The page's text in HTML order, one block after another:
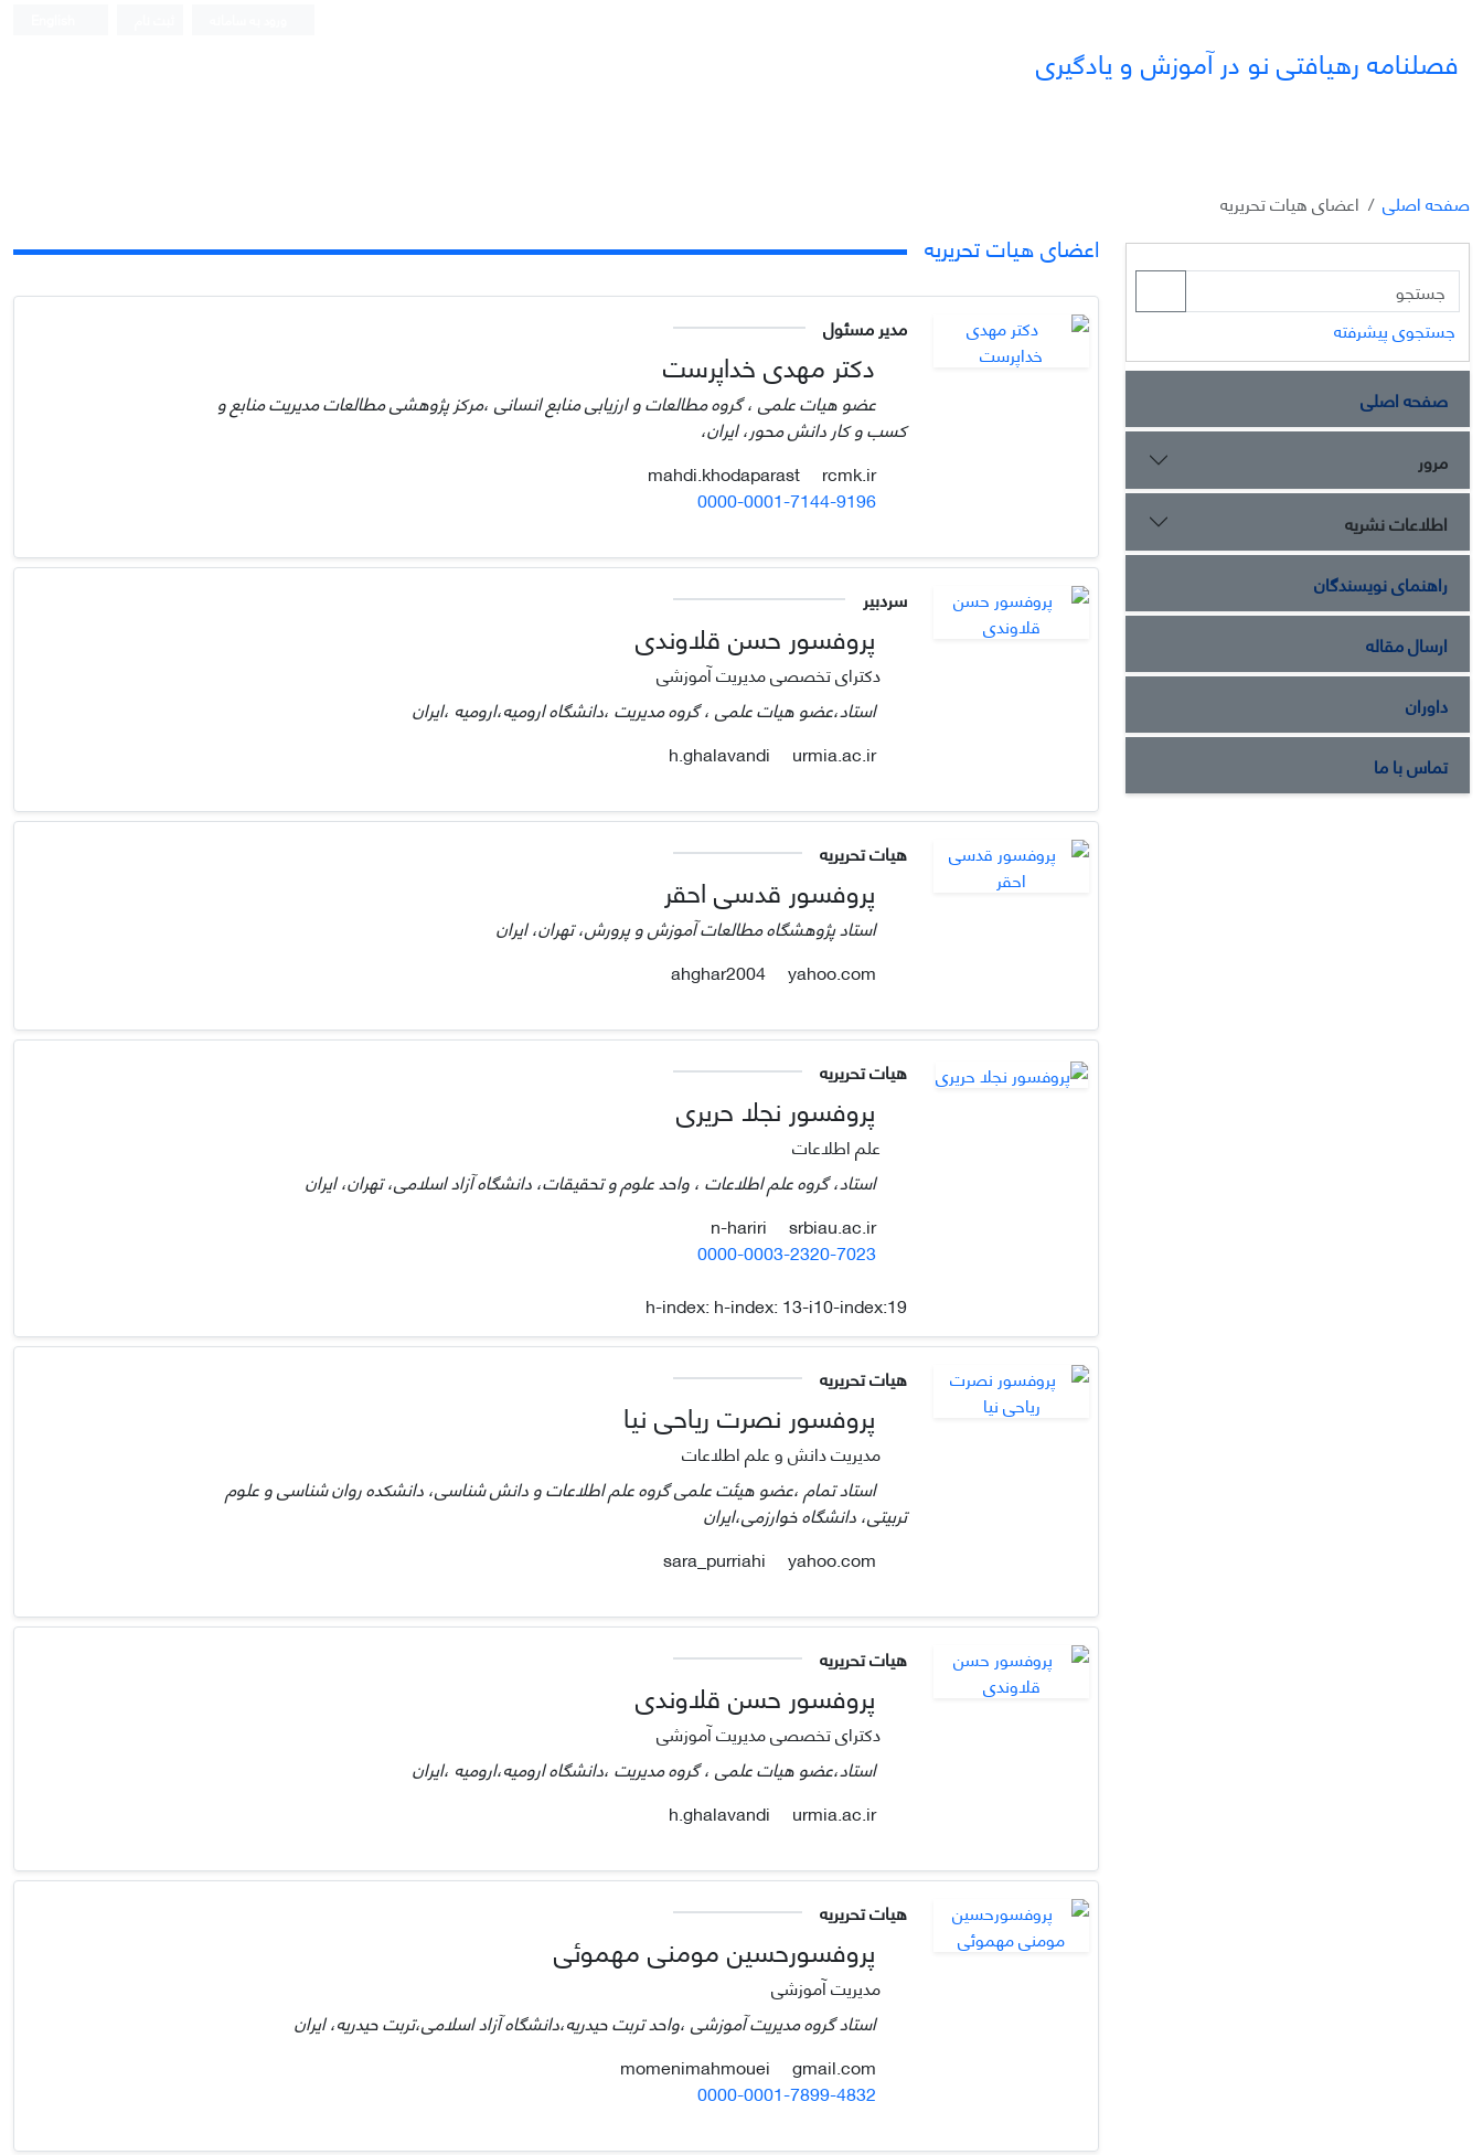
فصلنامه رهیافتی نو در آموزش و یادگیری
صفحه اصلی اعضای هیات تحریریه
جستجوی پیشرفته
صفحه اصلی
مرور
اطلاعات نشریه
راهنمای نویسندگان
ارسال مقاله
داوران
تماس با ما
اعضای هیات تحریریه
مدیر مسئول
دکتر مهدی خداپرست
عضو هیات علمی ، گروه مطالعات و ارزیابی منابع انسانی ،مرکز پژوهشی مطالعات مدیریت منابع و
کسب و کار دانش محور، ایران،
mahdi.khodaparast
rcmk.ir
0000-0001-7144-9196
سردبیر
پروفسور حسن قلاوندی
دکترای تخصصی مدیریت آموزشی
استاد،عضو هیات علمی ، گروه مدیریت ،دانشگاه ارومیه،ارومیه ،ایران
h.ghalavandi
urmia.ac.ir
هیات تحریریه
پروفسور قدسی احقر
استاد پژوهشگاه مطالعات آموزش و پرورش، تهران، ایران
yahoo.com
هیات تحریریه
پروفسور نجلا حریری
علم اطلاعات
استاد، گروه علم اطلاعات ، واحد علوم و تحقیقات، دانشگاه آزاد اسلامی، تهران، ایران
n-hariri
srbiau.ac.ir
0000-0003-2320-7023
h-index:h-index: 13-i10-index:19
هیات تحریریه
پروفسور نصرت ریاحی نیا
مدیریت دانش و علم اطلاعات
استاد تمام ،عضو هیئت علمی گروه علم اطلاعات و دانش شناسی، دانشکده روان شناسی و علوم
تربیتی، دانشگاه خوارزمی،ایران
yahoo.com
هیات تحریریه
پروفسور حسن قلاوندی
دکترای تخصصی مدیریت آموزشی
استاد،عضو هیات علمی ، گروه مدیریت ،دانشگاه ارومیه،ارومیه ،ایران
h.ghalavandi
urmia.ac.ir
هیات تحریریه
پروفسورحسین مومنی مهموئی
مدیریت آموزشی
استاد گروه مدیریت آموزشی ،واحد تربت حیدریه،دانشگاه آزاد اسلامی،تربت حیدریه، ایران
gmail.com
0000-0001-7899-4832